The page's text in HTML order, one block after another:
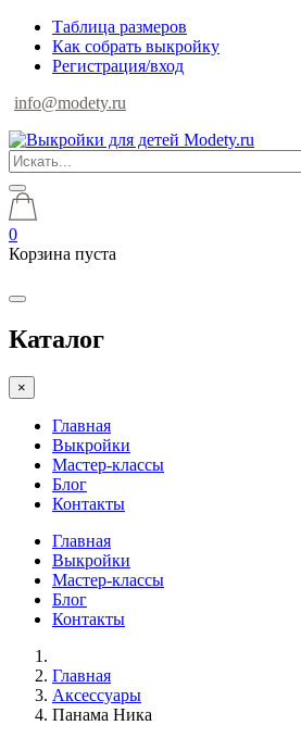
Таблица размеров
Как собрать выкройку
Регистрация/вход
info@modety.ru
0
Корзина пуста
Каталог
×
Главная
Выкройки
Мастер-классы
Блог
Контакты
Главная
Выкройки
Мастер-классы
Блог
Контакты
Главная
Аксессуары
Панама Ника